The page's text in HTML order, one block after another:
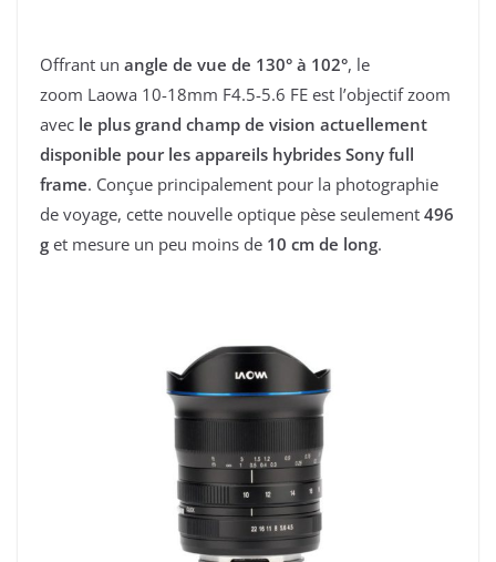
Offrant un angle de vue de 130° à 102°, le
zoom Laowa 10-18mm F4.5-5.6 FE est l’objectif zoom
avec le plus grand champ de vision actuellement
disponible pour les appareils hybrides Sony full
frame. Conçue principalement pour la photographie
de voyage, cette nouvelle optique pèse seulement 496
g et mesure un peu moins de 10 cm de long.